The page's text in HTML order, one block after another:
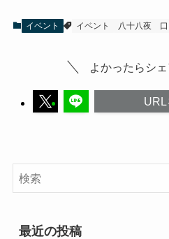
イベント イベント 八十八夜
よかったらシェ
URL
最近の投稿